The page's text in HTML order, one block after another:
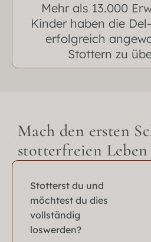
Mehr als 13.000
Kinder haben die
erfolgreich
Stottern zu
Mach den ersten
stotterfreien Leben
Stotterst du und
möchtest du dies
vollständig
loswerden?